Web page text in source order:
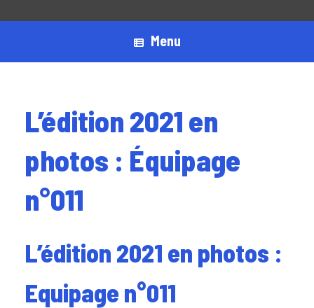
Menu
L’édition 2021 en
photos : Équipage
n°011
L’édition 2021 en photos :
Equipage n°011